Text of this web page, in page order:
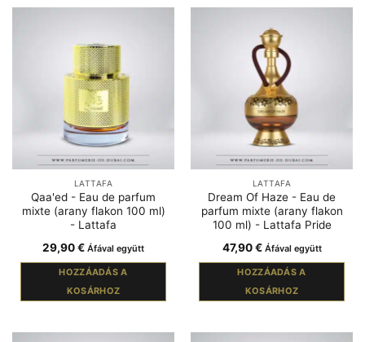
LATTAFA
Qaa'ed - Eau de parfum
mixte (arany flakon 100 ml)
- Lattafa
29,90€ Áfával együtt
HOZZÁADÁS A
KOSÁRHOZ
LATTAFA
Dream Of Haze - Eau de
parfum mixte (arany flakon
100 ml) - Lattafa Pride
47,90€ Áfával együtt
HOZZÁADÁS A
KOSÁRHOZ